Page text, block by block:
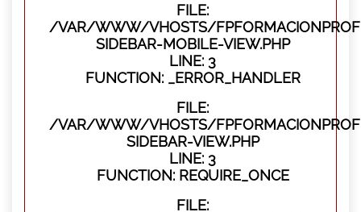
FILE:
/VAR/WWW/VHOSTS/
SIDEBAR-MOBILE-VIEW.PHP
LINE: 3
FUNCTION: _ERROR_HANDLER
FILE:
/VAR/WWW/VHOSTS/
SIDEBAR-VIEW.PHP
LINE: 3
FUNCTION: REQUIRE_ONCE
FILE: